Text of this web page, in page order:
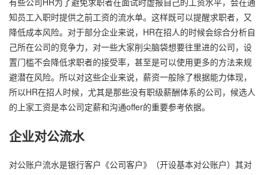
知员工入职时提供之前工资的流水单。这样既可以提醒求职者，又
降低成本风险。对于部分企业来说，HR在招人的时候会综合分析自
己所在公司的竞争力，对一些大家削尖脑袋想要往里进的公司，设
置门槛不会降低求职者的接受率，甚至是可以使用更多的方法来规
避潜在风险。所以对这些企业来说，薪资一般除了根据能力体现，
所以HR在招人时候，尤其是那些没有职级薪酬体系的公司，候选人
的上家工资是本公司定薪和沟通offer的重要参考依据。
企业对公流水
对公账户流水是银行客户《公司客户》（开设基本对公账户）其对